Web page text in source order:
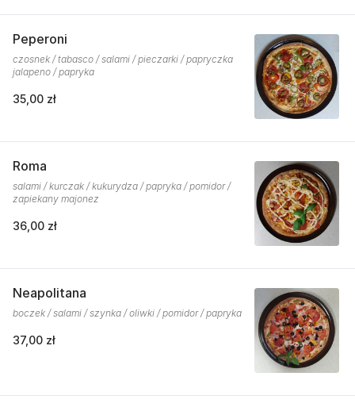
Peperoni
czosnek / tabasco / salami / pieczarki / papryczka
jalapeno / papryka
35,00 zł
Roma
salami / kurczak / kukurydza / papryka / pomidor /
zapiekany majonez
36,00 zł
Neapolitana
boczek / salami / szynka / oliwki / pomidor / papryka
37,00 zł